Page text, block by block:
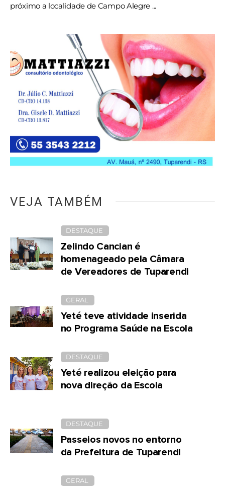
próximo a localidade de Campo Alegre ...
VEJA TAMBÉM
DESTAQUE
Zelindo Cancian é
homenageado pela Câmara
de Vereadores de Tuparendi
GERAL
Yeté teve atividade inserida
no Programa Saúde na Escola
DESTAQUE
Yeté realizou eleição para
nova direção da Escola
DESTAQUE
Passeios novos no entorno
da Prefeitura de Tuparendi
GERAL